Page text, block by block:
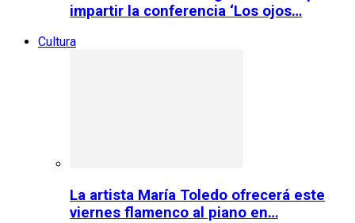
impartir la conferencia ‘Los ojos…
Cultura
La artista María Toledo ofrecerá este
viernes flamenco al piano en…